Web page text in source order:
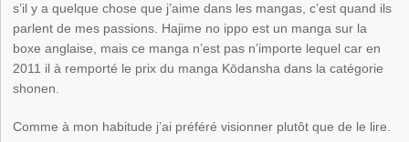
s’il y a quelque chose que j’aime dans les mangas, c’est quand ils
parlent de mes passions. Hajime no ippo est un manga sur la
boxe anglaise, mais ce manga n’est pas n’importe lequel car en
2011 il à remporté le prix du manga Kōdansha dans la catégorie
shonen.
Comme à mon habitude j’ai préféré visionner plutôt que de le lire.